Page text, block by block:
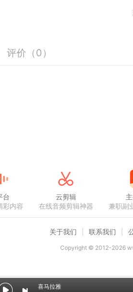
便了。因为大桥的桥堡就在公园里
评价 （0 ）
喜马拉雅
台
彩内容
云剪辑
在线音频剪辑神器
兼职副
关于我们 联系我们
Copyright © 2012-2026